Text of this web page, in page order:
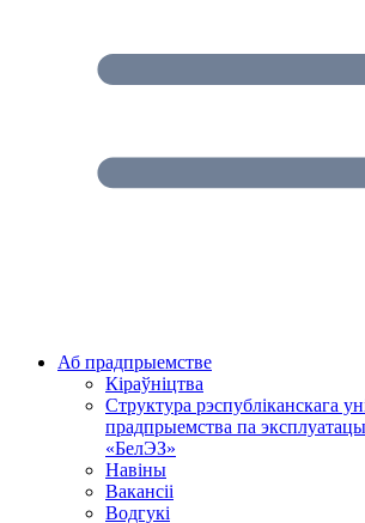
Аб прадпрыемстве
Кіраўніцтва
Структура рэспубліканскага
прадпрыемства па
«БелЭЗ»
Навіны
Вакансіі
Водгукі